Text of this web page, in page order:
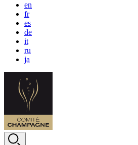
en
fr
es
de
it
ru
ja